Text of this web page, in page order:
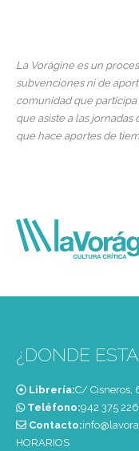
La Vorágine es un
subvenciones ni de
comunidad que
que asiste a las
que hace aportes de
¿DONDE
Librería:C/ Cisneros,
Teléfono:‭942 375 226‬
Contacto:
HORARIOS